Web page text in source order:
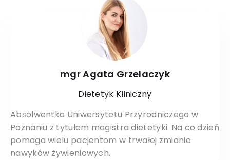
mgr Agata Grzelaczyk
Dietetyk Kliniczny
Absolwentka Uniwersytetu Przyrodniczego w
Poznaniu z tytułem magistra dietetyki. Na co dzień
pomaga wielu pacjentom w trwałej zmianie
nawyków żywieniowych.